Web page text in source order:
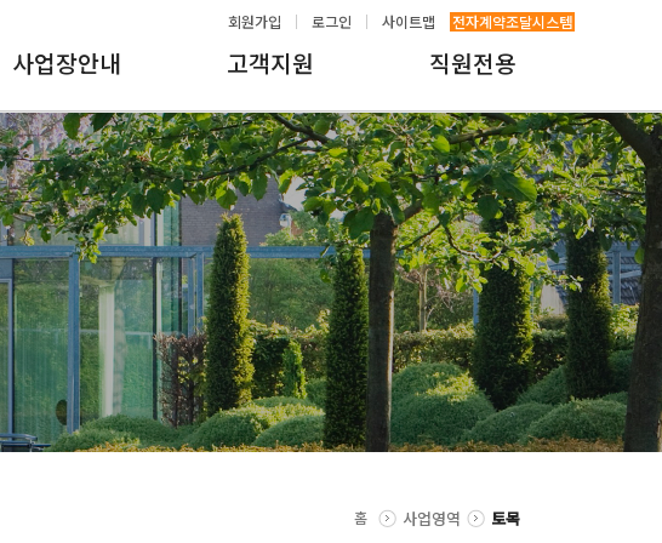
회원가입 로그인 사이트맵 전자계약조달시스템
사업장안내 고객지원 직원전용
홈 사업영역 토목